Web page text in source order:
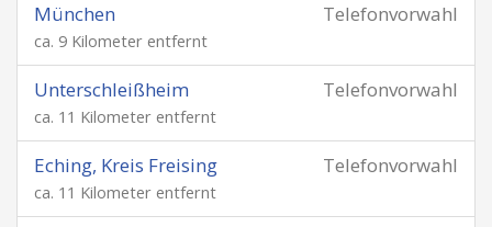
Telefonvorwahl
München
ca. 9 Kilometer entfernt
Telefonvorwahl
Unterschleißheim
ca. 11 Kilometer entfernt
Telefonvorwahl
Eching, Kreis Freising
ca. 11 Kilometer entfernt